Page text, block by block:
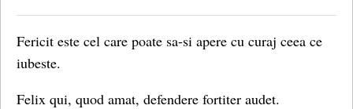
Fericit este cel care poate sa-si apere cu curaj ceea ce
iubeste.
Felix qui, quod amat, defendere fortiter audet.